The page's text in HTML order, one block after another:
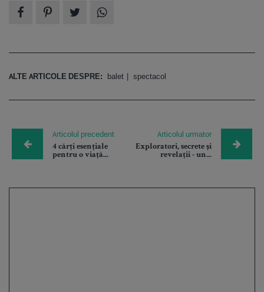
ALTE ARTICOLE DESPRE: balet spectacol
Articolul precedent
4 cărți esențiale
pentru o viață...
Articolul urmator
Exploratori, secrete și
revelații - un...